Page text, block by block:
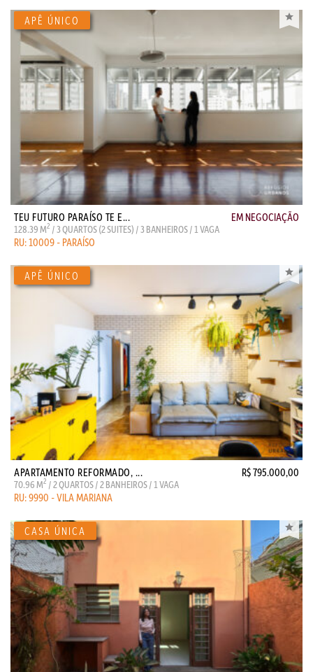
TEU FUTURO PARAÍSO TE E... EM NEGOCIAÇÃO
128.39 M2 / 3 QUARTOS (2 SUITES) / 3 BANHEIROS / 1 VAGA
RU: 10009 - PARAÍSO
APARTAMENTO REFORMADO, ... R$ 795.000,00
70.96 M2 / 2 QUARTOS / 2 BANHEIROS / 1 VAGA
RU: 9990 - VILA MARIANA